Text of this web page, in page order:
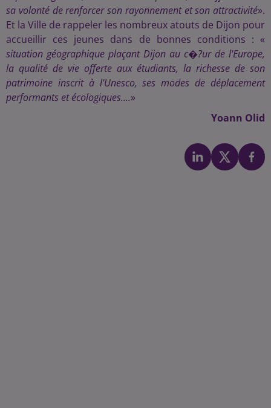
sa volonté de renforcer son rayonnement et son attractivité».
Et la Ville de rappeler les nombreux atouts de Dijon pour
accueillir ces jeunes dans de bonnes conditions : «
situation géographique plaçant Dijon au c�?ur de l'Europe,
la qualité de vie offerte aux étudiants, la richesse de son
patrimoine inscrit à l'Unesco, ses modes de déplacement
performants et écologiques....»
Yoann Olid